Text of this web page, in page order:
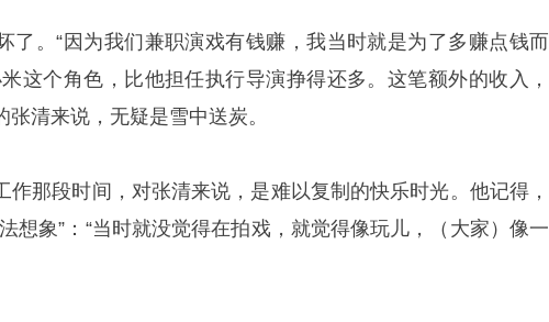
了。“因为我们兼职演戏有钱赚，我当时就是为了多赚点钱而
这个角色，比他担任执行导演挣得还多。这笔额外的收入，
清来说，无疑是雪中送炭。
作那段时间，对张清来说，是难以复制的快乐时光。他记得，
想象”：“当时就没觉得在拍戏，就觉得像玩儿，（大家）像一